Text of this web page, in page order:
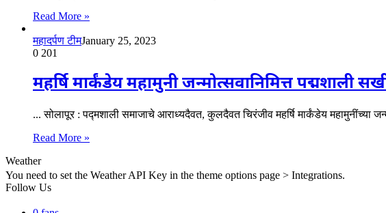
Read More »
महादर्पण टीमJanuary 25, 2023
0 201
महर्षि मार्कंडेय महामुनी जन्मोत्सवानिमित्त पद्मशाली
... सोलापूर : पद्मशाली समाजाचे आराध्यदैवत, कुलदैवत चिरंजीव महर्षि मार्कंडेय
Read More »
Weather
You need to set the Weather API Key in the theme options page > Integrations.
Follow Us